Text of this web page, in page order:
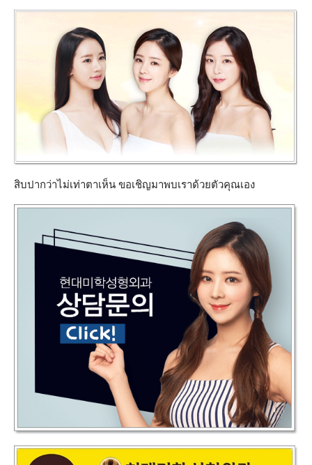
สิบปากว่าไม่เท่าตาเห็น ขอเชิญมาพบเราด้วยตัวคุณเอง